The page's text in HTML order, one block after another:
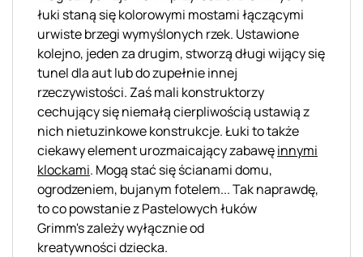
łuki staną się kolorowymi mostami łączącymi
urwiste brzegi wymyślonych rzek. Ustawione
kolejno, jeden za drugim, stworzą długi wijący się
tunel dla aut lub do zupełnie innej
rzeczywistości. Zaś mali konstruktorzy
cechujący się niemałą cierpliwością ustawią z
nich nietuzinkowe konstrukcje. Łuki to także
ciekawy element urozmaicający zabawęinnymi
klockami. Mogą stać się ścianami domu,
ogrodzeniem, bujanym fotelem... Tak naprawdę,
to co powstanie z Pastelowych łuków
Grimm's zależy wyłącznie od
kreatywności dziecka.